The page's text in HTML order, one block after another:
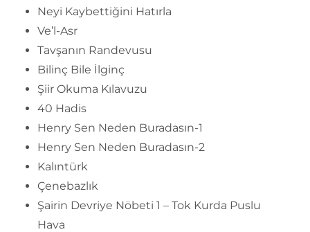
Neyi Kaybettiğini Hatırla
Ve’l-Asr
Tavşanın Randevusu
Bilinç Bile İlginç
Şiir Okuma Kılavuzu
40 Hadis
Henry Sen Neden Buradasın-1
Henry Sen Neden Buradasın-2
Kalıntürk
Çenebazlık
Şairin Devriye Nöbeti 1 – Tok Kurda Puslu
Hava